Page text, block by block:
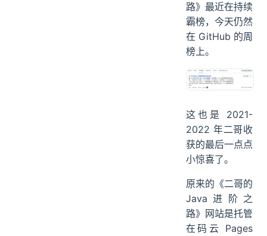
路》最近在持续
霸榜，今天仍然
在 GitHub 的周
榜上。
这也是 2021-
2022 年二哥收
获的最后一点点
小惊喜了。
原来的《二哥的
Java进阶之
路》网站是托管
在码云 Pages